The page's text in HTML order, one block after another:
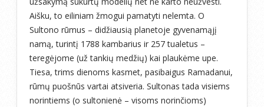
Aišku, to eiliniam žmogui pamatyti nelemta. O
Sultono rūmus – didžiausią planetoje gyvenamąjį
namą, turintį 1788 kambarius ir 257 tualetus –
teregėjome (už tankių medžių) kai plaukėme upe.
Tiesa, trims dienoms kasmet, pasibaigus Ramadanui,
rūmų puošnūs vartai atsiveria. Sultonas tada visiems
norintiems (o sultonienė – visoms norinčioms)